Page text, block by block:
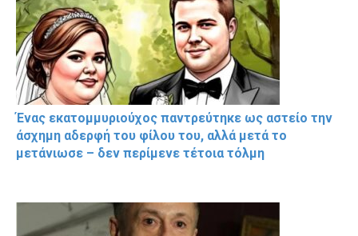
Ένας εκατομμυριούχος παντρεύτηκε ως αστείο την
άσχημη αδερφή του φίλου του, αλλά μετά το
μετάνιωσε – δεν περίμενε τέτοια τόλμη